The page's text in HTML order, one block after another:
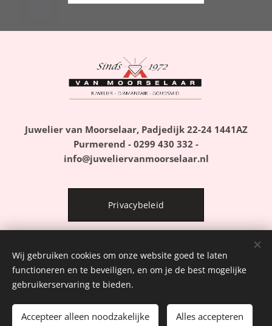
Juwelier van Moorselaar, Padjedijk 22-24 1441AZ
Purmerend - 0299 430 332 -
info@juweliervanmoorselaar.nl
Privacybeleid
Algemene Voorwaarden
Wij gebruiken cookies om onze website goed te laten
functioneren en te beveiligen, en om je de best mogelijke
gebruikerservaring te bieden.
Accepteer alleen noodzakelijke Alles accepteren